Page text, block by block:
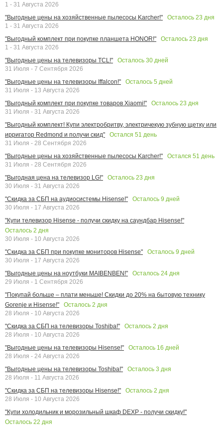
1 - 31 Августа 2026
"Выгодные цены на хозяйственные пылесосы Karcher!"
Осталось 23 дня
1 - 31 Августа 2026
"Выгодный комплект при покупке планшета HONOR!"
Осталось 23 дня
1 - 31 Августа 2026
"Выгодные цены на телевизоры TCL!"
Осталось 30 дней
31 Июля - 7 Сентября 2026
"Выгодные цены на телевизоры Iffalcon!"
Осталось 5 дней
31 Июля - 13 Августа 2026
"Выгодный комплект при покупке товаров Xiaomi!"
Осталось 23 дня
31 Июля - 31 Августа 2026
"Выгодный комплект! Купи электробритву, электричекую зубную щетку или
ирригатор Redmond и получи скид"
Остался 51 день
31 Июля - 28 Сентября 2026
"Выгодные цены на хозяйственные пылесосы Karcher!"
Остался 51 день
31 Июля - 28 Сентября 2026
"Выгодная цена на телевизор LG!"
Осталось 23 дня
30 Июля - 31 Августа 2026
"Скидка за СБП на аудиосистемы Hisense!"
Осталось 9 дней
30 Июля - 17 Августа 2026
"Купи телевизор Hisense - получи скидку на саундбар Hisense!"
Осталось 2 дня
30 Июля - 10 Августа 2026
"Скидка за СБП при покупке мониторов Hisense"
Осталось 9 дней
30 Июля - 17 Августа 2026
"Выгодные цены на ноутбуки MAIBENBEN!"
Осталось 24 дня
29 Июля - 1 Сентября 2026
"Покупай больше – плати меньше! Скидки до 20% на бытовую технику
Gorenje и Hisense!"
Осталось 2 дня
28 Июля - 10 Августа 2026
"Скидка за СБП на телевизоры Toshiba!"
Осталось 2 дня
28 Июля - 10 Августа 2026
"Выгодные цены на телевизоры Hisense!"
Осталось 16 дней
28 Июля - 24 Августа 2026
"Выгодные цены на телевизоры Toshiba!"
Осталось 3 дня
28 Июля - 11 Августа 2026
"Скидка за СБП на телевизоры Hisense!"
Осталось 2 дня
28 Июля - 10 Августа 2026
"Купи холодильник и морозильный шкаф DEXP - получи скидку!"
Осталось 22 дня